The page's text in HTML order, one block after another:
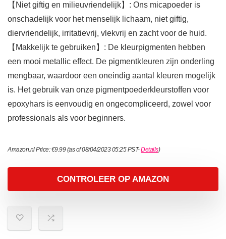
【Niet giftig en milieuvriendelijk】: Ons micapoeder is
onschadelijk voor het menselijk lichaam, niet giftig,
diervriendelijk, irritatievrij, vlekvrij en zacht voor de huid.
【Makkelijk te gebruiken】: De kleurpigmenten hebben
een mooi metallic effect. De pigmentkleuren zijn onderling
mengbaar, waardoor een oneindig aantal kleuren mogelijk
is. Het gebruik van onze pigmentpoederkleurstoffen voor
epoxyhars is eenvoudig en ongecompliceerd, zowel voor
professionals als voor beginners.
Amazon.nl Price:€9.99(as of 08/04/2023 05:25 PST-Details)
CONTROLEER OP AMAZON